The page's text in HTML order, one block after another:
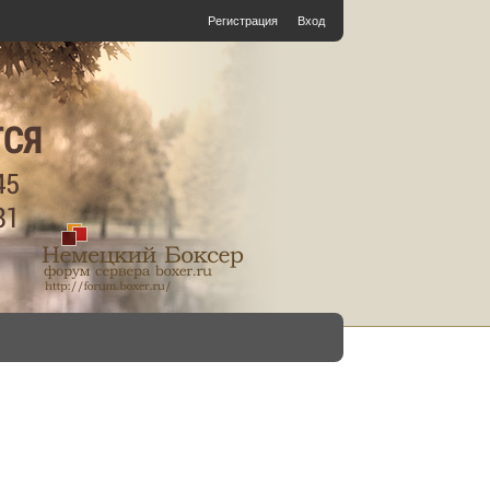
Регистрация Вход